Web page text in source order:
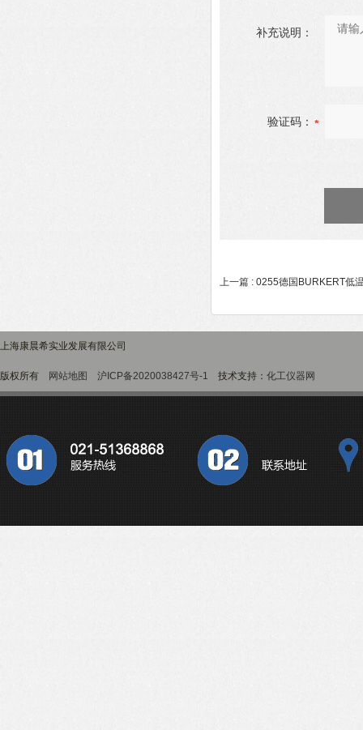
补充说明：
验证码：
上一篇 : 0255德国BURKERT低
上海康晨希实业发展有限公司
版权所有 网站地图 沪ICP备2020038427号-1 技术支持： 化工仪器网